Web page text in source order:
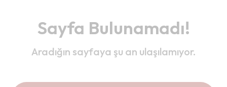
Sayfa Bulunamadı!
Aradığın sayfaya şu an ulaşılamıyor.